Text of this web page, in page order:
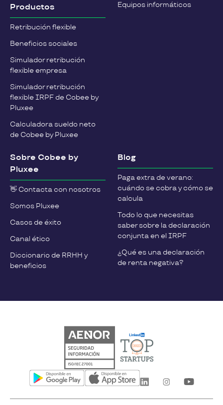
Productos
Retribución flexible
Beneficios sociales
Simulador retribución
flexible empresa
Simulador retribución
flexible IRPF de Cobee by
Pluxee
Calculadora sueldo neto
de Cobee by Pluxee
Equipos informáticos
Sobre Cobee by
Pluxee
👋 Contacta con nosotros
Somos Pluxee
Casos de éxito
Canal ético
Diccionario de RRHH y
beneficios
Blog
Paga extra de verano:
cuándo se cobra y cómo se
calcula
Todo lo que necesitas
saber sobre la declaración
conjunta en el IRPF
¿Qué es una declaración
de renta negativa?